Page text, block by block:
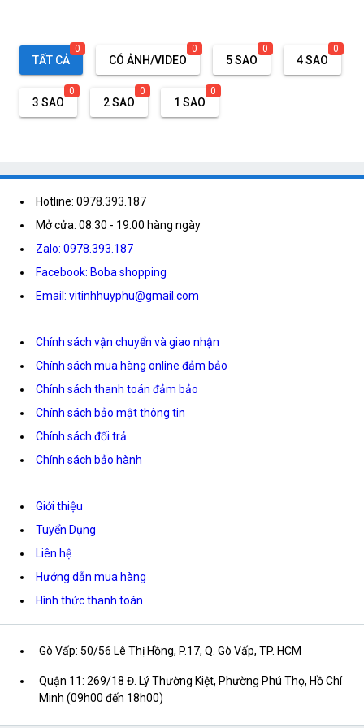
TẤT CẢ
0
CÓ ẢNH/VIDEO
0
5 SAO
0
4 SAO
0
3 SAO
0
2 SAO
0
1 SAO
0
Hotline: 0978.393.187
Mở cửa: 08:30 - 19:00 hàng ngày
Zalo: 0978.393.187
Facebook: Boba shopping
Email: vitinhhuyphu@gmail.com
Chính sách vận chuyển và giao nhận
Chính sách mua hàng online đảm bảo
Chính sách thanh toán đảm bảo
Chính sách bảo mật thông tin
Chính sách đổi trả
Chính sách bảo hành
Giới thiệu
Tuyển Dụng
Liên hệ
Hướng dẫn mua hàng
Hình thức thanh toán
Gò Vấp: 50/56 Lê Thị Hồng, P.17, Q. Gò Vấp, TP. HCM
Quận 11: 269/18 Đ. Lý Thường Kiệt, Phường Phú Thọ, Hồ Chí
Minh (09h00 đến 18h00)